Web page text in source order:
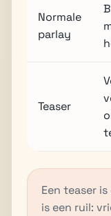
Normale
parlay
Teaser
Een teaser
is een ruil: